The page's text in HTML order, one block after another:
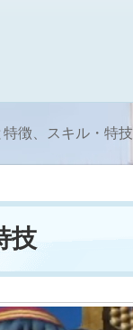
特徴、スキル・特技
技